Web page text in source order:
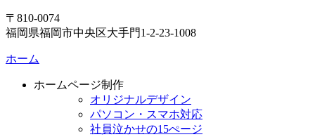
〒810-0074
福岡県福岡市中央区大手門1-2-23-1008
ホーム
ホームページ制作
オリジナルデザイン
パソコン・スマホ対応
社員泣かせの15ぺージ